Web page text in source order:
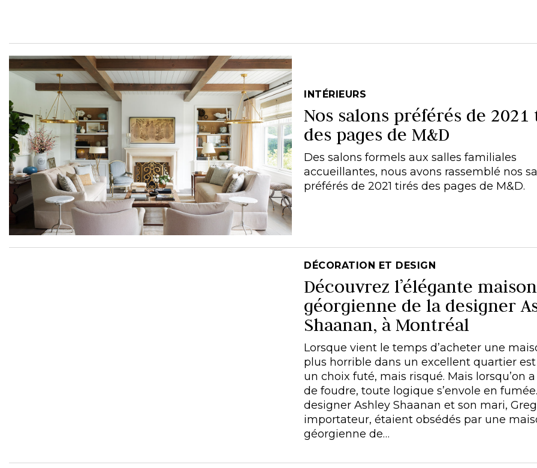
INTÉRIEURS
Nos salons préférés de
des pages de M&D
Des salons formels aux salles familiales
accueillantes, nous avons rassemblé nos
préférés de 2021 tirés des pages de M&D.
DÉCORATION ET DESIGN
Découvrez l’élégante maison
géorgienne de la designer
Shaanan, à Montréal
Lorsque vient le temps d’acheter une
plus horrible dans un excellent quartier
un choix futé, mais risqué. Mais lorsqu’on
de foudre, toute logique s’envole en
designer Ashley Shaanan et son mari,
importateur, étaient obsédés par une
géorgienne de…